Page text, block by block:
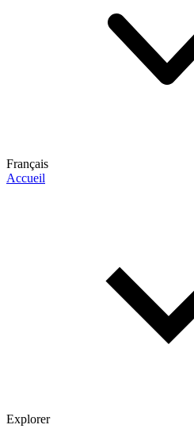
Français
Accueil
Explorer